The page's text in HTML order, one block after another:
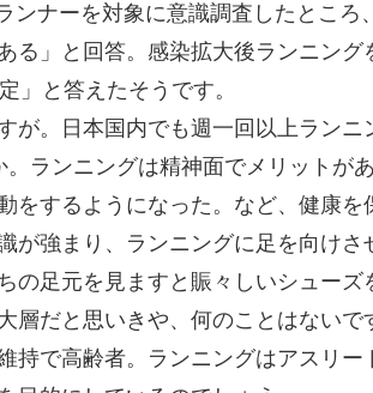
ンナーを対象に意識調査したところ
る」と回答。感染拡大後ランニング
」と答えたそうです。
が。日本国内でも週一回以上ランニ
ランニングは精神面でメリットがあ
をするようになった。など、健康を
が強まり、ランニングに足を向けさ
の足元を見ますと賑々しいシューズ
層だと思いきや、何のことはないで
持で高齢者。ランニングはアスリー